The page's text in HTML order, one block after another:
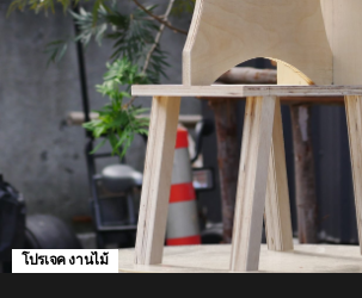
โปรเจค งานไม้